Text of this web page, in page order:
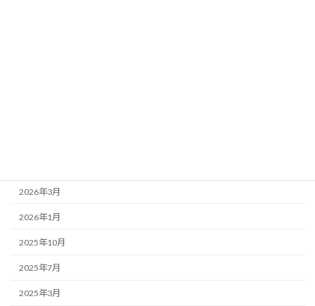
2026年3月
2026年1月
2025年10月
2025年7月
2025年3月